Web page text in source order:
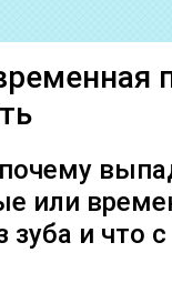
или
и что